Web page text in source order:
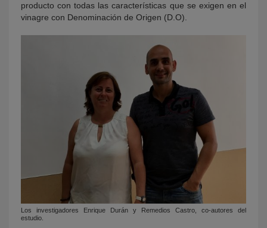
producto con todas las características que se exigen en el
vinagre con Denominación de Origen (D.O).
Los investigadores Enrique Durán y Remedios Castro, co-autores del
estudio.